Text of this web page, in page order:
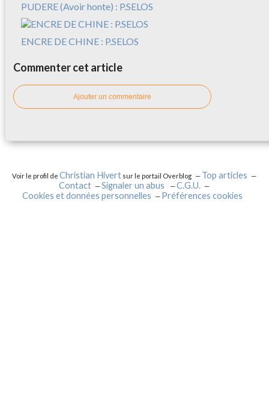
PUDERE (Avoir honte) : P.SELOS
ENCRE DE CHINE : P.SELOS
Commenter cet article
Ajouter un commentaire
Voir le profil deChristian Hivert sur le portail Overblog
Top articles
Contact
Signaler un abus
C.G.U.
Cookies et données personnelles
Préférences cookies